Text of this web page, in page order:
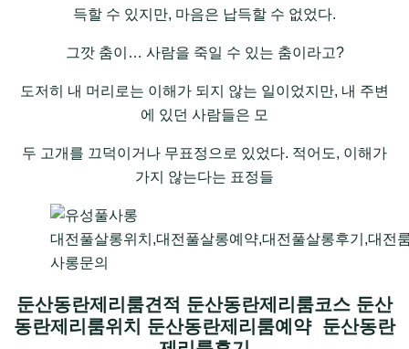
득할 수 있지만, 마음은 납득할 수 없었다.
그깟 춤이… 사람을 죽일 수 있는 춤이라고?
도저히 내 머리로는 이해가 되지 않는 일이었지만, 내 주변
에 있던 사람들은 모
두 고개를 끄덕이거나 무표정으로 있었다. 적어도, 이해가
가지 않는다는 표정들
대전풀살롱위치,대전풀살롱예약,대전풀살롱후기,대전
사롱문의
둔산동란제리룸견적 둔산동란제리룸코스 둔산
동란제리룸위치 둔산동란제리룸예약 둔산동란